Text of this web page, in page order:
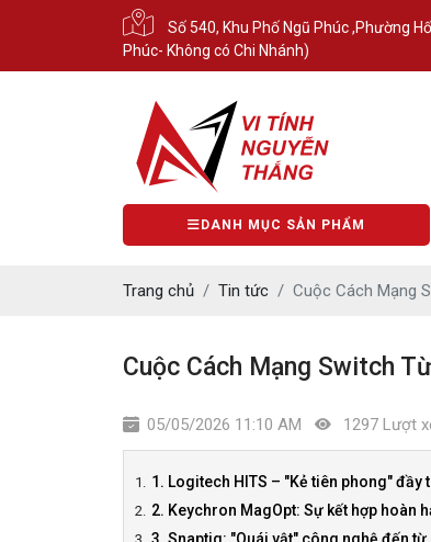
Số 540, Khu Phố Ngũ Phúc ,Phường
Phúc- Không có Chi Nhánh)
DANH MỤC SẢN PHẨM
Trang chủ Tin tức Cuộc Cách Mạng
Cuộc Cách Mạng Switch
05/05/2026 11:10 AM 1297 Lượt
1. Logitech HITS – "Kẻ tiên phong" đầy
2. Keychron MagOpt: Sự kết hợp hoàn